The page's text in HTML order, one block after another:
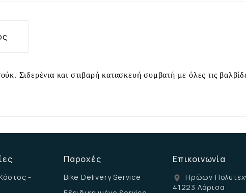
Σιδερένια και στιβαρή κατασκευή συμβατή με όλες τις
-
Παροχές
Bike Delivery Service
Επικοινωνία
location_on
Ηρώων
41223 Λάρισα